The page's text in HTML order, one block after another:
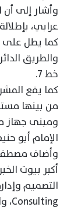
وأشار إلى
عرابي،
والطريق
خط 7.
كما يقع
ومبنى جهاز
الإمام أبو
وأضاف
أكبر بيوت